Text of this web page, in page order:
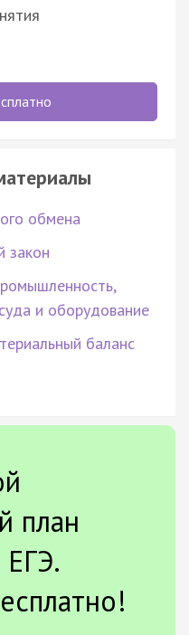
обмена
закон
и оборудование
баланс
план
ЕГЭ.